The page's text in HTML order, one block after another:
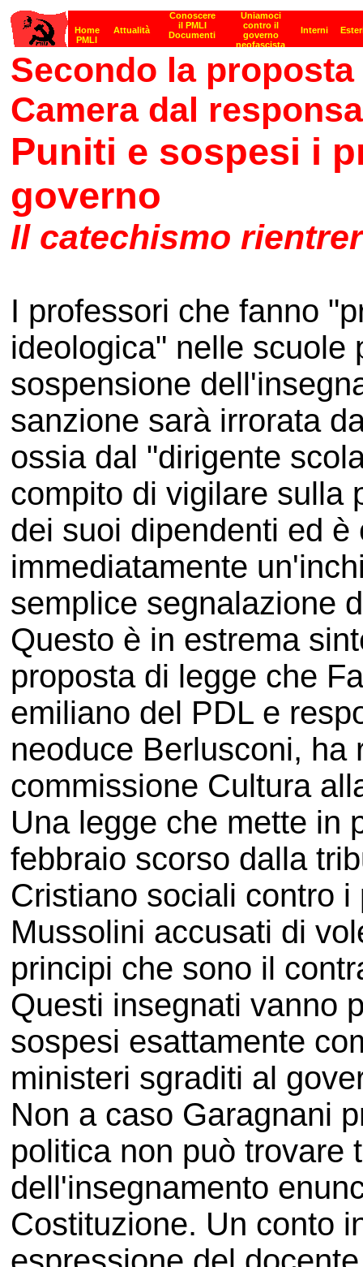
Secondo la
Camera dal
Puniti e sospesi i
governo
Il catechismo
I professori che fanno
ideologica" nelle scuole
sospensione
sanzione sarà irrorata
ossia dal "dirigente
compito di vigilare sulla
dei suoi dipendenti ed
immediatamente
semplice segnalazione
Questo è in estrema
proposta di legge che
emiliano del PDL e
neoduce Berlusconi, ha
commissione Cultura
Una legge che mette in
febbraio scorso dalla
Cristiano sociali contro
Mussolini accusati di
principi che sono il
Questi insegnati vanno
sospesi esattamente
ministeri sgraditi al
Non a caso Garagnani
politica non può trovare
dell'insegnamento
Costituzione. Un conto